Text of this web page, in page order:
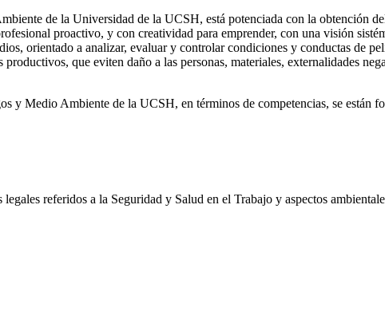
de la Universidad de la UCSH, está potenciada con la obtención
proactivo, y con creatividad para emprender, con una visión
orientado a analizar, evaluar y controlar condiciones y conductas de
que eviten daño a las personas, materiales, externalidades
y Medio Ambiente de la UCSH, en términos de competencias, se están
referidos a la Seguridad y Salud en el Trabajo y aspectos